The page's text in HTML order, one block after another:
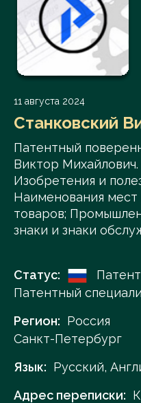
11 августа 2024
Станковский
Патентный
Виктор Михайлович.
Изобретения и
Наименования
товаров;
знаки и знаки
Статус:
Патентный
Регион: Россия
Санкт-Петербург
Язык: Русский,
Адрес переписки: